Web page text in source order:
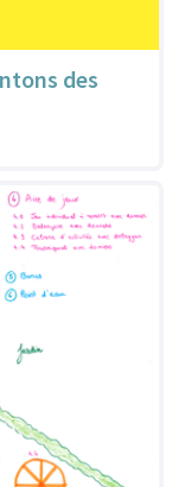
des